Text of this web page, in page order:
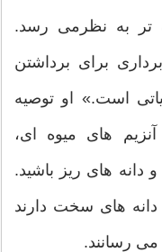
تر به نظرمی رسد.
برای برداشتن
است.» او توصیه
های میوه ای،
و دانه های ریز باشید.
های سخت دارند
می رسانند.